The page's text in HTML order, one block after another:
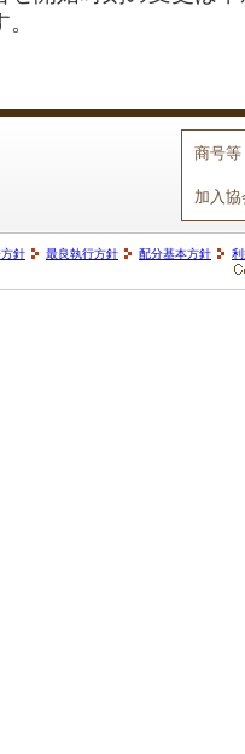
。
商号等
加入協
針 最良執行方針 配分基本方針